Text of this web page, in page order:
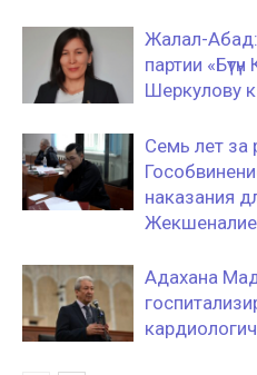
Жалал-Абад:
партии
Шеркулову
Семь лет за
наказания
Адахана